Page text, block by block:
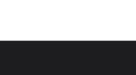
về camera so với phiên bản